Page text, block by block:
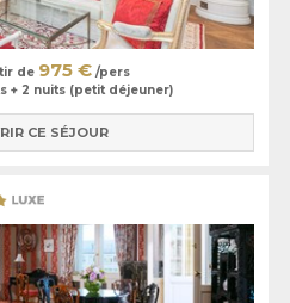
de 975 € /pers
+ 2 nuits (petit déjeuner)
CE SÉJOUR